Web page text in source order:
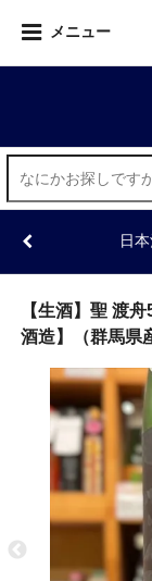
メニュー
日
【生酒】聖 渡
酒造】（群馬県